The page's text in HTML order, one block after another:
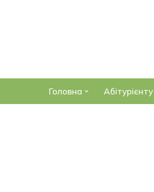
Головна Абітурієнту